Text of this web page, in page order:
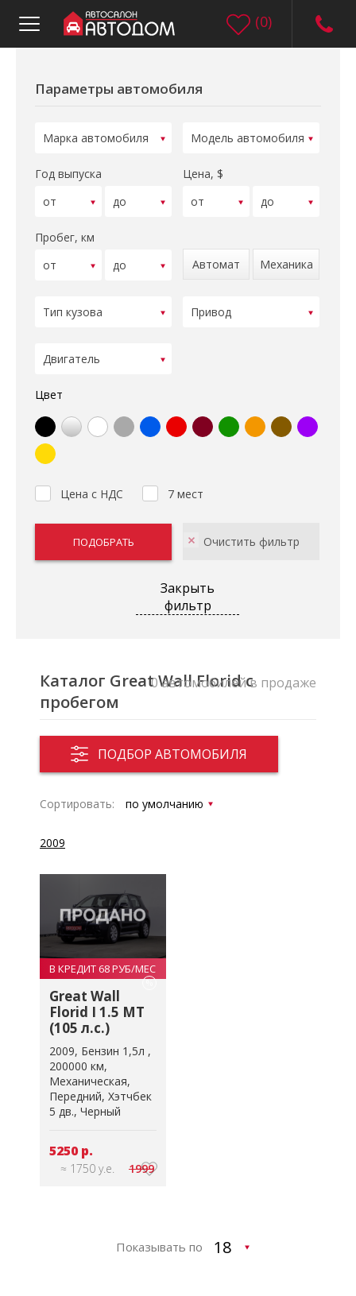
(0)
Параметры автомобиля
Год выпуска Цена, $
Пробег, км
Автомат
Механика
Цвет
Цена с НДС 7 мест
Закрыть
фильтр
Каталог Great Wall Florid с
пробегом
ПОДБОР АВТОМОБИЛЯ
0 автомобилей в продаже
Сортировать:
2009
В КРЕДИТ 68 РУБ/МЕС
%
Great Wall
Florid I 1.5 MT
(105 л.с.)
2009 Бензин 1,5л
200000 км
Механическая
Передний Хэтчбек
5 дв. Черный
5250 р.
≈ 1750 у.е. 1999
Показывать по